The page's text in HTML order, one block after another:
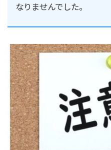
なりませんでした。